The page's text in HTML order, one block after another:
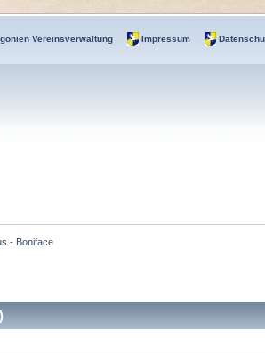
Vereinsverwaltung Impressum
- Boniface